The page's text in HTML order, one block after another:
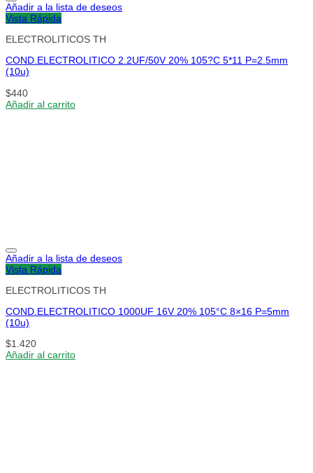
Añadir a la lista de deseos
Vista Rápida
ELECTROLITICOS TH
COND.ELECTROLITICO 2.2UF/50V 20% 105?C 5*11 P=2.5mm
(10u)
$440
Añadir al carrito
Añadir a la lista de deseos
Vista Rápida
ELECTROLITICOS TH
COND.ELECTROLITICO 1000UF 16V 20% 105°C 8×16 P=5mm
(10u)
$1.420
Añadir al carrito